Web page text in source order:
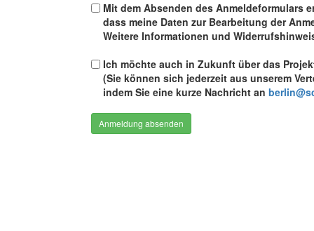
Mit dem Absenden des Anmeldeformulars
dass meine Daten zur Bearbeitung der
Weitere Informationen und
Ich möchte auch in Zukunft über das
(Sie können sich jederzeit aus unserem
indem Sie eine kurze Nachricht an
Anmeldung absenden